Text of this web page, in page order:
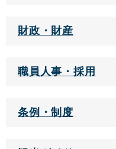
財政・財産
職員人事・採用
条例・制度